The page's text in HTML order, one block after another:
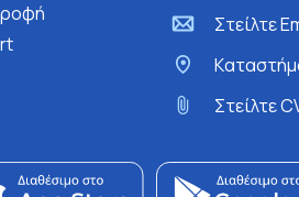
Στείλτε
Στείλτε